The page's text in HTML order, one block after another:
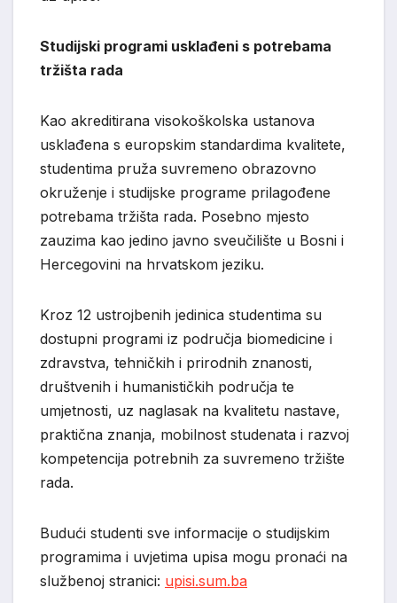
Studijski programi usklađeni s potrebama
tržišta rada
Kao akreditirana visokoškolska ustanova
usklađena s europskim standardima kvalitete,
studentima pruža suvremeno obrazovno
okruženje i studijske programe prilagođene
potrebama tržišta rada. Posebno mjesto
zauzima kao jedino javno sveučilište u Bosni i
Hercegovini na hrvatskom jeziku.
Kroz 12 ustrojbenih jedinica studentima su
dostupni programi iz područja biomedicine i
zdravstva, tehničkih i prirodnih znanosti,
društvenih i humanističkih područja te
umjetnosti, uz naglasak na kvalitetu nastave,
praktična znanja, mobilnost studenata i razvoj
kompetencija potrebnih za suvremeno tržište
rada.
Budući studenti sve informacije o studijskim
programima i uvjetima upisa mogu pronaći na
službenoj stranici: upisi.sum.ba